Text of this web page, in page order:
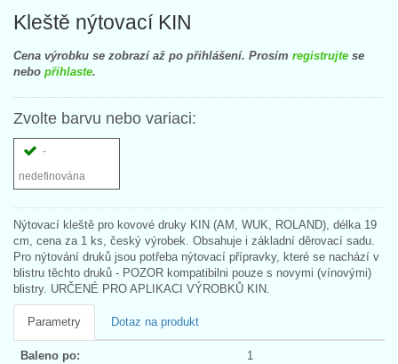
Kleště nýtovací KIN
Cena výrobku se zobrazí až po přihlášení. Prosím registrujte se
nebo přihlaste.
Zvolte barvu nebo variaci:
-
nedefinována
Nýtovací kleště pro kovové druky KIN (AM, WUK, ROLAND), délka 19
cm, cena za 1 ks, český výrobek. Obsahuje i základní děrovací sadu.
Pro nýtování druků jsou potřeba nýtovací přípravky, které se nachází v
blistru těchto druků - POZOR kompatibilni pouze s novymi (vínovými)
blistry. URČENÉ PRO APLIKACI VÝROBKŮ KIN.
Parametry Dotaz na produkt
Baleno po: 1